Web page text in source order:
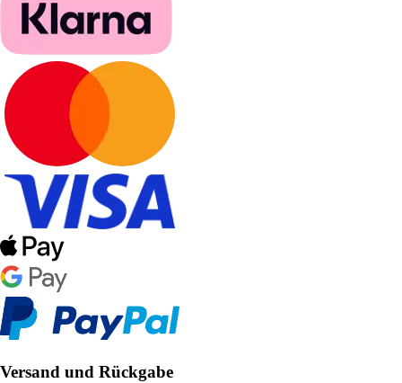
Versand und Rückgabe